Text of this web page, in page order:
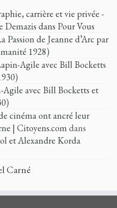
carrière et vie privée -
Demazis dans Pour Vous
Passion de Jeanne d’Arc par
1928)
Agile avec Bill Bocketts
avec Bill Bocketts et
cinéma ont ancré leur
| Citoyens.comdans
et Alexandre Korda
Carné